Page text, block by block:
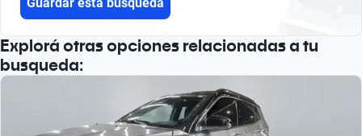
Explorá otras opciones relacionadas a tu
busqueda: